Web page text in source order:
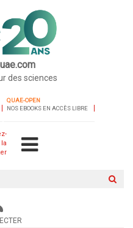
des sciences
QUAE-OPEN
NOS EBOOKS EN ACCÈS LIBRE